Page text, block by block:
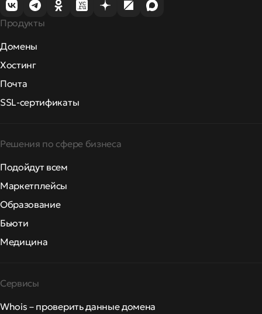
Продукты
Домены
Хостинг
Почта
SSL-сертификаты
Решения по сфере бизнеса
Подойдут всем
Маркетплейсы
Образование
Бьюти
Медицина
Сервисы
Whois – проверить данные домена